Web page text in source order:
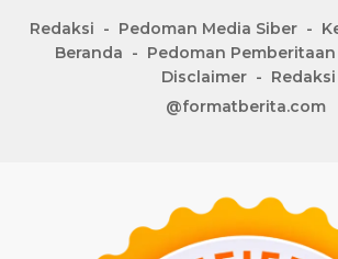
Redaksi Pedoman Media Siber
Beranda
Pedoman
Disclaimer
Redaksi
@formatberita.com